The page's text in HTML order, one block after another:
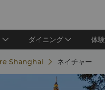
ダイニング 体験
Shanghai ネイチャー